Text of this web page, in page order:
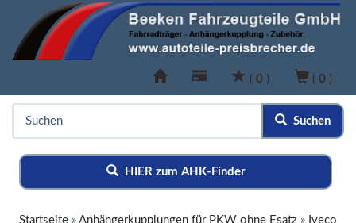
( 0 ) ( 0 )
Suchen
HIER zum AHK-Finder
Startseite » Anhängerkupplungen für PKW ohne Esatz » Iveco